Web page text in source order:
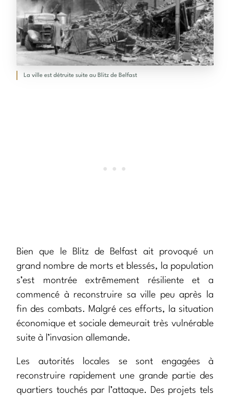
La ville est détruite suite au Blitz de Belfast
Bien que le Blitz de Belfast ait provoqué un
grand nombre de morts et blessés, la population
s’est montrée extrêmement résiliente et a
commencé à reconstruire sa ville peu après la
fin des combats. Malgré ces efforts, la situation
économique et sociale demeurait très vulnérable
suite à l’invasion allemande.
Les autorités locales se sont engagées à
reconstruire rapidement une grande partie des
quartiers touchés par l’attaque. Des projets tels